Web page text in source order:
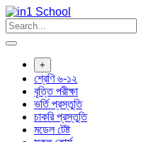
Skip
to
content
+
শ্রেণি ৬-১২
বৃত্তি পরীক্ষা
ভর্তি প্রস্তুতি
চাকরি প্রস্তুতি
মডেল টেষ্ট